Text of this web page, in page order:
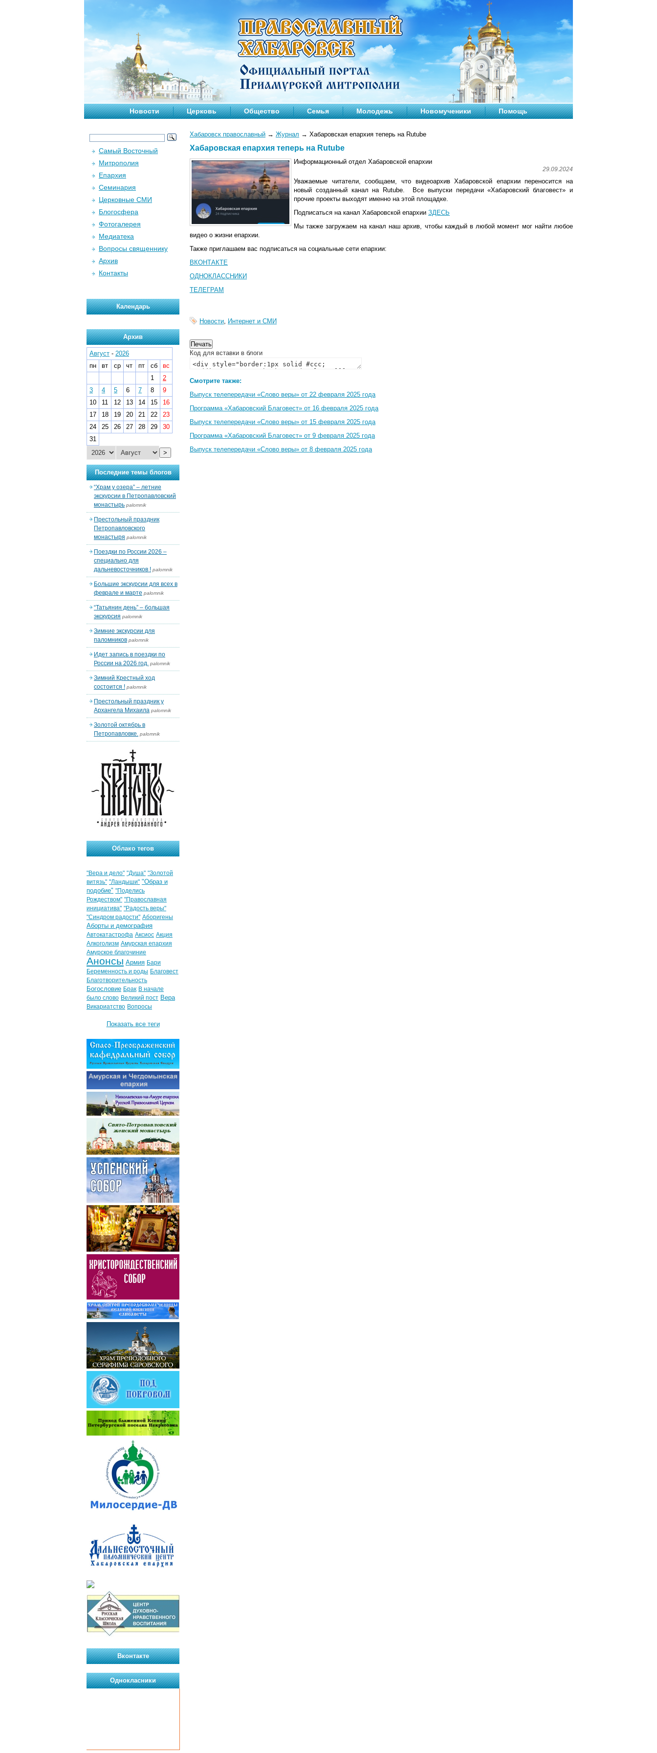
Новости Церковь Общество Семья Молодежь Новомученики Помощь
Хабаровск православный → Журнал → Хабаровская епархия теперь на Rutube
Хабаровская епархия теперь на Rutube
Информационный отдел Хабаровской епархии
29.09.2024
Уважаемые читатели, сообщаем, что видеоархив Хабаровской епархии переносится на
новый созданный канал на Rutube. Все выпуски передачи «Хабаровский благовест» и
прочие проекты выходят именно на этой площадке.
Подписаться на канал Хабаровской епархии ЗДЕСЬ
Мы также загружаем на канал наш архив, чтобы каждый в любой момент мог найти любое
видео о жизни епархии.
Также приглашаем вас подписаться на социальные сети епархии:
ВКОНТАКТЕ
ОДНОКЛАССНИКИ
ТЕЛЕГРАМ
Новости, Интернет и СМИ
Код для вставки в блоги
Смотрите также:
Выпуск телепередачи «Слово веры» от 22 февраля 2025 года
Программа «Хабаровский Благовест» от 16 февраля 2025 года
Выпуск телепередачи «Слово веры» от 15 февраля 2025 года
Программа «Хабаровский Благовест» от 9 февраля 2025 года
Выпуск телепередачи «Слово веры» от 8 февраля 2025 года
Самый Восточный
Митрополия
Епархия
Семинария
Церковные СМИ
Блогосфера
Фотогалерея
Медиатека
Вопросы священнику
Архив
Контакты
Календарь
Архив
Август - 2026
пн
вт ср чт пт сб
вс
1
2
3
4 5 6 7 8
9
10
11 12 13 14 15
16
17
18 19 20 21 22
23
24
25 26 27 28 29
30
31
>
Последние темы блогов
“Храм у озера” – летние
экскурсии в Петропавловский
монастырь palomnik
Престольный праздник
Петропавловского
монастыря palomnik
Поездки по России 2026 –
специально для
дальневосточников ! palomnik
Большие экскурсии для всех в
феврале и марте palomnik
“Татьянин день” – большая
экскурсия palomnik
Зимние экскурсии для
паломников palomnik
Идет запись в поездки по
России на 2026 год. palomnik
Зимний Крестный ход
состоится ! palomnik
Престольный праздник у
Архангела Михаила palomnik
Золотой октябрь в
Петропавловке. palomnik
Облако тегов
"Вера и дело" "Душа" "Золотой
витязь" "Ландыши" "Образ и
подобие" "Поделись
Рождеством" "Православная
инициатива" "Радость веры"
"Синдром радости" Аборигены
Аборты и демография
Автокатастрофа Аксиос Акция
Алкоголизм Амурская епархия
Амурское благочиние
Анонсы Армия Бари
Беременность и роды Благовест
Благотворительность
Богословие Брак В начале
было слово Великий пост Вера
Викариатство Вопросы
Показать все теги
Вконтакте
Однокласники